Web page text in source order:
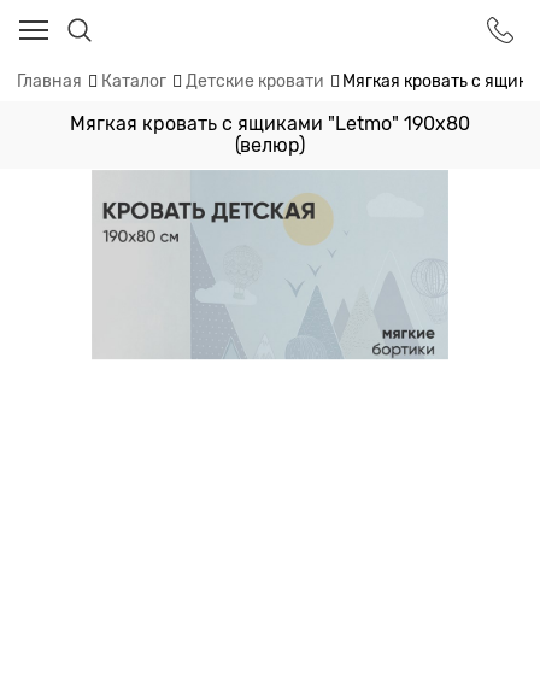
Главная Каталог Детские кровати Мягкая кровать с
Мягкая кровать с ящиками "Letmo" 190х80
(велюр)